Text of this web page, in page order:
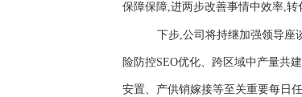
保障保障,进两步改善事情中效率,转
下步,公司将持继加强领导座
险防控SEO优化、跨区域中产量共
安置、产供销嫁接等至关重要每日